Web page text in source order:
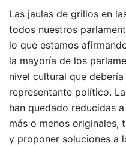
Las jaulas de grillos en
todos nuestros
lo que estamos
la mayoría de los
nivel cultural que
representante político.
han quedado reducidas
más o menos originales,
y proponer soluciones a